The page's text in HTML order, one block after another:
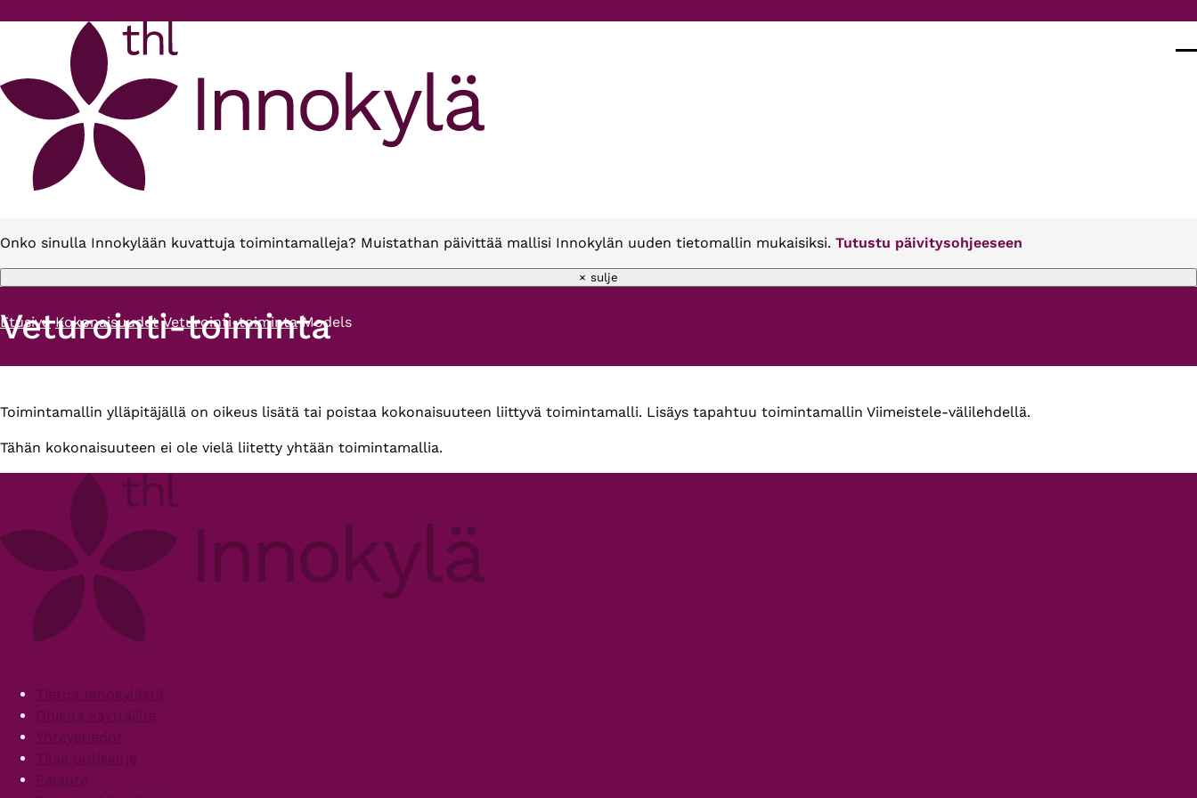
Onko sinulla Innokylään kuvattuja toimintamalleja? Muistathan päivittää mallisi Innokylän uuden tietomallin mukaisiksi. Tutustu päivitysohjeeseen
× sulje
Murupolku
Etusivu Kokonaisuudet Veturointi-toiminta Models
Veturointi-toiminta
Primary
tabs
Toimintamallin ylläpitäjällä on oikeus lisätä tai poistaa kokonaisuuteen liittyvä toimintamalli. Lisäys tapahtuu toimintamallin Viimeistele-välilehdellä.
Tähän kokonaisuuteen ei ole vielä liitetty yhtään toimintamallia.
FooterTietoa Innokylästä
Ohjeita käyttäjille
Yhteystiedot
Tilaa uutiskirje
Palaute